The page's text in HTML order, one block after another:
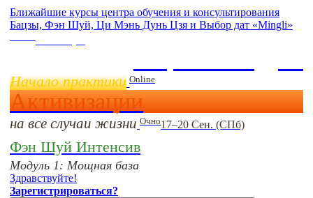
Ближайшие курсы центра обучения и консультирования
Бацзы, Фэн Шуй, Ци Мэнь Дунь Цзя и Выбор дат «Mingli»
Начало практики Online
Активизации
на все случаи жизни Очно17–20 Сен. (СПб)
Фэн Шуй Интенсив
Модуль 1: Мощная база
Здравствуйте!
Зарегистрироваться?